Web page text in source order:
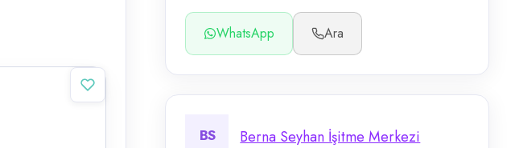
WhatsApp Ara
BS Berna Seyhan İşitme Merkezi